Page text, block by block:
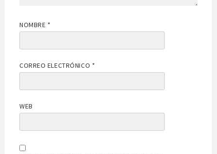
NOMBRE *
CORREO ELECTRÓNICO *
WEB